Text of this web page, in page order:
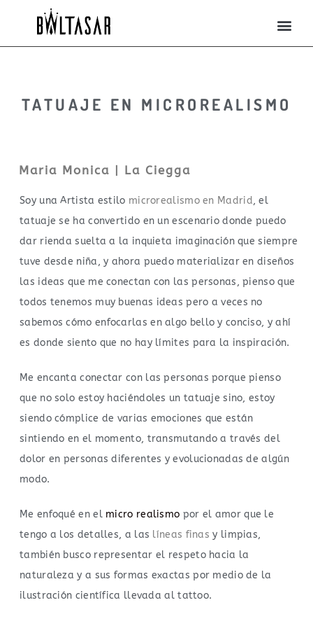
TATUAJE EN MICROREALISMO
Maria Monica | La Ciegga
Soy una Artista estilo microrealismo en Madrid, el
tatuaje se ha convertido en un escenario donde puedo
dar rienda suelta a la inquieta imaginación que siempre
tuve desde niña, y ahora puedo materializar en diseños
las ideas que me conectan con las personas, pienso que
todos tenemos muy buenas ideas pero a veces no
sabemos cómo enfocarlas en algo bello y conciso, y ahí
es donde siento que no hay límites para la inspiración.
Me encanta conectar con las personas porque pienso
que no solo estoy haciéndoles un tatuaje sino, estoy
siendo cómplice de varias emociones que están
sintiendo en el momento, transmutando a través del
dolor en personas diferentes y evolucionadas de algún
modo.
Me enfoqué en el micro realismo por el amor que le
tengo a los detalles, a las líneas finas y limpias,
también busco representar el respeto hacia la
naturaleza y a sus formas exactas por medio de la
ilustración científica llevada al tattoo.